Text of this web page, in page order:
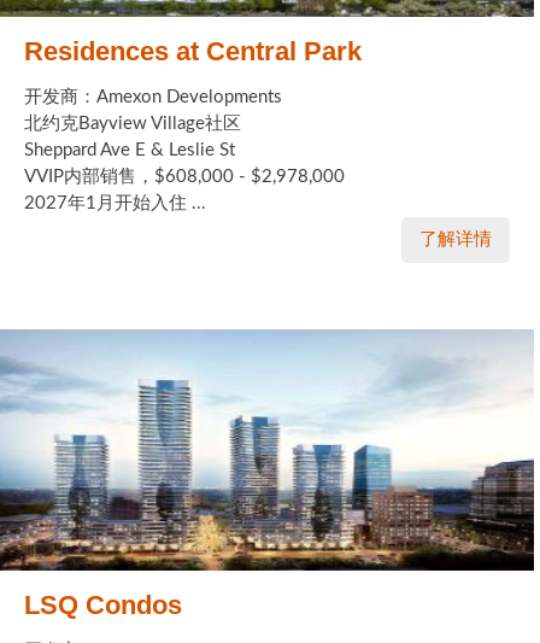
Residences at Central Park
开发商：Amexon Developments
北约克Bayview Village社区
Sheppard Ave E & Leslie St
VVIP内部销售，$608,000 - $2,978,000
2027年1月开始入住 ...
了解详情
LSQ Condos